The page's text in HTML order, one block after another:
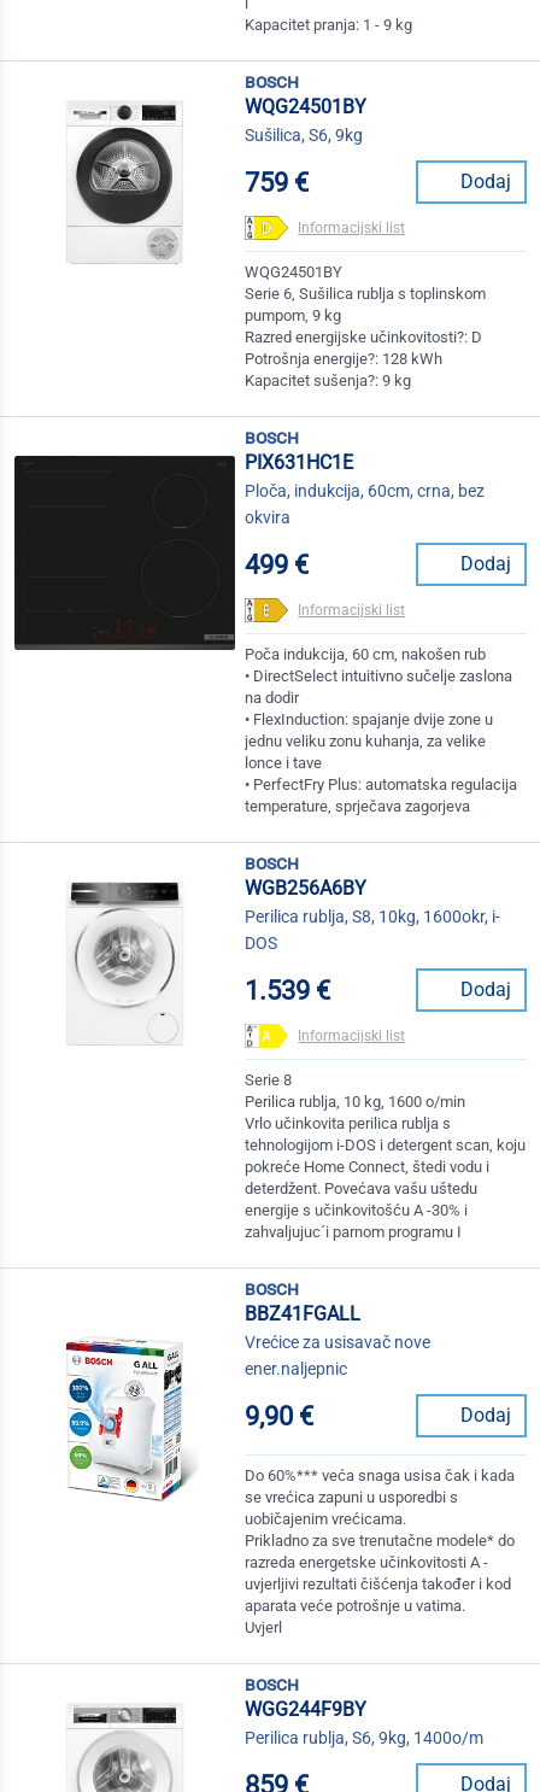
Kapacitet pranja: 1 - 9 kg
bosch
WQG24501BY
Sušilica, S6, 9kg
759 € Dodaj
Informacijski list
WQG24501BY
Serie 6, Sušilica rublja s toplinskom
pumpom, 9 kg
Razred energijske učinkovitosti?: D
Potrošnja energije?: 128 kWh
Kapacitet sušenja?: 9 kg
bosch
PIX631HC1E
Ploča, indukcija, 60cm, crna, bez
okvira
499 € Dodaj
Informacijski list
Poča indukcija, 60 cm, nakošen rub
• DirectSelect intuitivno sučelje zaslona
na dodir
• FlexInduction: spajanje dvije zone u
jednu veliku zonu kuhanja, za velike
lonce i tave
• PerfectFry Plus: automatska regulacija
temperature, sprječava zagorjeva
bosch
WGB256A6BY
Perilica rublja, S8, 10kg, 1600okr, i-
DOS
1.539 € Dodaj
Informacijski list
Serie 8
Perilica rublja, 10 kg, 1600 o/min
Vrlo učinkovita perilica rublja s
tehnologijom i-DOS i detergent scan, koju
pokreće Home Connect, štedi vodu i
deterdžent. Povećava vašu uštedu
energije s učinkovitošću A -30% i
zahvaljujuc´i parnom programu I
bosch
BBZ41FGALL
Vrećice za usisavač nove
ener.naljepnic
9,90 € Dodaj
Do 60%*** veća snaga usisa čak i kada
se vrećica zapuni u usporedbi s
uobičajenim vrećicama.
Prikladno za sve trenutačne modele* do
razreda energetske učinkovitosti A -
uvjerljivi rezultati čišćenja također i kod
aparata veće potrošnje u vatima.
Uvjerl
bosch
WGG244F9BY
Perilica rublja, S6, 9kg, 1400o/m
859 € Dodaj